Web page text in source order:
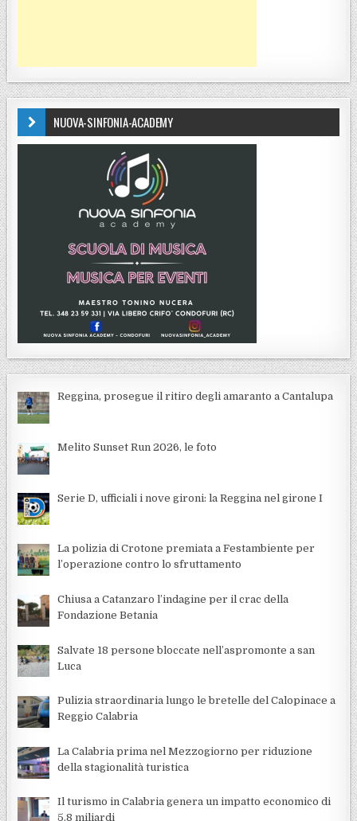
NUOVA-SINFONIA-ACADEMY
Reggina, prosegue il ritiro degli amaranto a Cantalupa
Melito Sunset Run 2026, le foto
Serie D, ufficiali i nove gironi: la Reggina nel girone I
La polizia di Crotone premiata a Festambiente per
l’operazione contro lo sfruttamento
Chiusa a Catanzaro l’indagine per il crac della
Fondazione Betania
Salvate 18 persone bloccate nell’aspromonte a san
Luca
Pulizia straordinaria lungo le bretelle del Calopinace a
Reggio Calabria
La Calabria prima nel Mezzogiorno per riduzione
della stagionalità turistica
Il turismo in Calabria genera un impatto economico di
5,8 miliardi